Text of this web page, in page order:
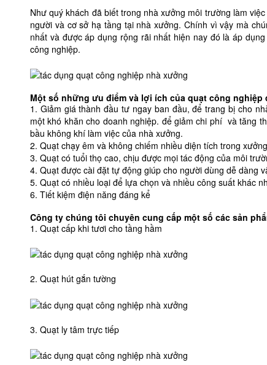
Như quý khách đã biết trong nhà xưởng môi trường làm
người và cơ sở hạ tầng tại nhà xưởng. Chính vì vậy mà
nhất và được áp dụng rộng rãi nhất hiện nay đó là áp
công nghiệp.
Một số những ưu điểm và lợi ích của quạt công
1. Giảm giá thành đầu tư ngay ban đầu, để trang bị cho
một khó khăn cho doanh nghiệp. để giảm chi phí và tăng
bầu không khí làm việc của nhà xưởng.
2. Quạt chạy êm và không chiếm nhiều diện tích trong xưởng
3. Quạt có tuổi thọ cao, chịu được mọi tác động của môi
4. Quạt được cài đặt tự động giúp cho người dùng dễ dàng
5. Quạt có nhiều loại để lựa chọn và nhiều công suất khác
6. Tiết kiệm điện năng đáng kể
Công ty chúng tôi chuyên cung cấp một số các sản
1. Quạt cấp khi tươi cho tầng hầm
2. Quạt hút gắn tường
3. Quạt ly tâm trực tiếp